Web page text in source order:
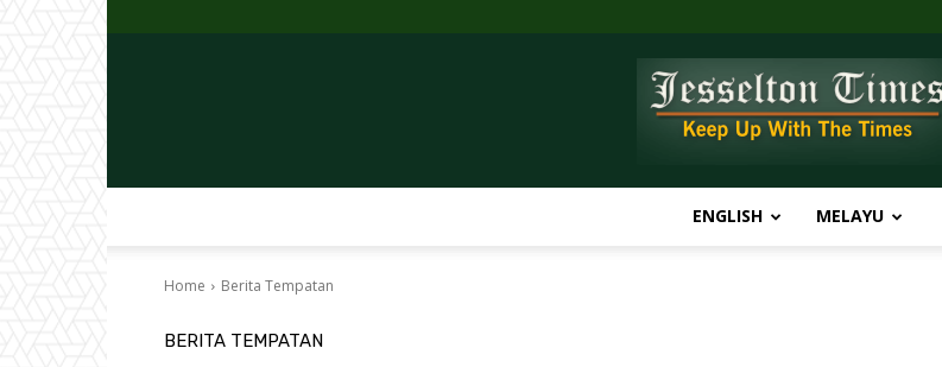
ENGLISH MELAYU
Home Berita Tempatan
BERITA TEMPATAN